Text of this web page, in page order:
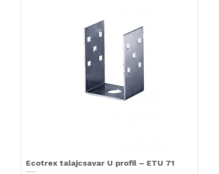
Ecotrex talajcsavar U profil – ETU 71